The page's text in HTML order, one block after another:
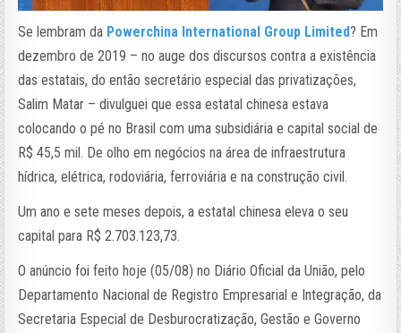
Se lembram da Powerchina International Group Limited? Em
dezembro de 2019 – no auge dos discursos contra a existência
das estatais, do então secretário especial das privatizações,
Salim Matar – divulguei que essa estatal chinesa estava
colocando o pé no Brasil com uma subsidiária e capital social de
R$ 45,5 mil. De olho em negócios na área de infraestrutura
hídrica, elétrica, rodoviária, ferroviária e na construção civil.
Um ano e sete meses depois, a estatal chinesa eleva o seu
capital para R$ 2.703.123,73.
O anúncio foi feito hoje (05/08) no Diário Oficial da União, pelo
Departamento Nacional de Registro Empresarial e Integração, da
Secretaria Especial de Desburocratização, Gestão e Governo